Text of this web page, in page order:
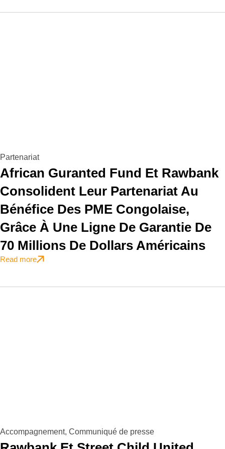
Partenariat
African Guranted Fund Et Rawbank
Consolident Leur Partenariat Au
Bénéfice Des PME Congolaise,
Grâce À Une Ligne De Garantie De
70 Millions De Dollars Américains
Read more
Accompagnement, Communiqué de presse